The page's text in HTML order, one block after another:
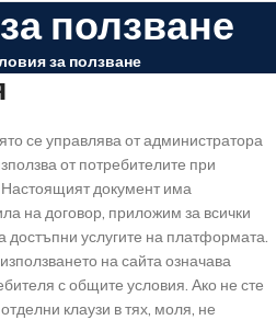
ползване
за ползване
се управлява от администратора
от потребителите при
документ има
на договор, приложим за всички
достъпни услугите на платформата.
на сайта означава
с общите условия. Ако не сте
клаузи в тях, моля, не